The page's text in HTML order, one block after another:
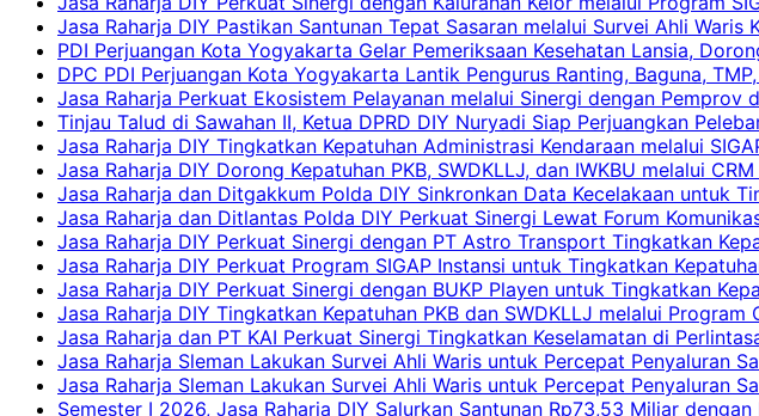
Jasa Raharja DIY Pastikan Santunan Tepat Sasaran melalui Survei Ahli Waris
PDI Perjuangan Kota Yogyakarta Gelar Pemeriksaan Kesehatan Lansia,
DPC PDI Perjuangan Kota Yogyakarta Lantik Pengurus Ranting, Baguna,
Jasa Raharja Perkuat Ekosistem Pelayanan melalui Sinergi dengan Pemprov
Tinjau Talud di Sawahan II, Ketua DPRD DIY Nuryadi Siap Perjuangkan
Jasa Raharja DIY Tingkatkan Kepatuhan Administrasi Kendaraan melalui
Jasa Raharja DIY Dorong Kepatuhan PKB, SWDKLLJ, dan IWKBU melalui
Jasa Raharja dan Ditgakkum Polda DIY Sinkronkan Data Kecelakaan untuk
Jasa Raharja dan Ditlantas Polda DIY Perkuat Sinergi Lewat Forum
Jasa Raharja DIY Perkuat Sinergi dengan PT Astro Transport Tingkatkan
Jasa Raharja DIY Perkuat Program SIGAP Instansi untuk Tingkatkan
Jasa Raharja DIY Perkuat Sinergi dengan BUKP Playen untuk Tingkatkan
Jasa Raharja DIY Tingkatkan Kepatuhan PKB dan SWDKLLJ melalui Program
Jasa Raharja dan PT KAI Perkuat Sinergi Tingkatkan Keselamatan di
Jasa Raharja Sleman Lakukan Survei Ahli Waris untuk Percepat Penyaluran
Jasa Raharja Sleman Lakukan Survei Ahli Waris untuk Percepat Penyaluran
Semester I 2026, Jasa Raharja DIY Salurkan Santunan Rp73,53 Miliar